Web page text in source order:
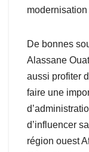
modernisation
De bonnes
Alassane
aussi profiter
faire une
d’influencer
région ouest